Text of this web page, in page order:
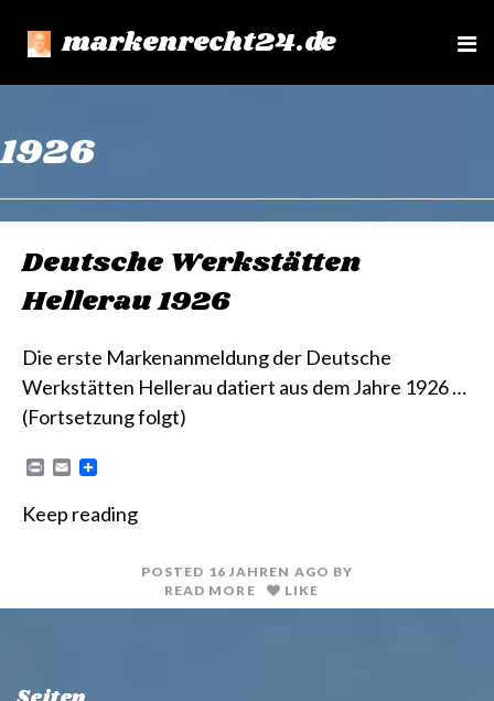
markenrecht24.de
e
1926
Deutsche Werkstätten
Hellerau 1926
Die erste Markenanmeldung der Deutsche
Werkstätten Hellerau datiert aus dem Jahre 1926 …
(Fortsetzung folgt)
n
E
i
Keep reading
POSTED 16 JAHREN AGO BY
READ MORE
LIKE